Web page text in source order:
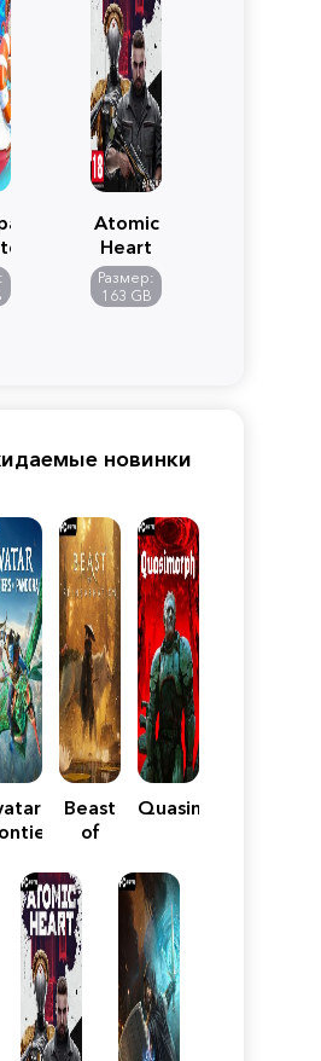
Atomic
Heart
Размер:
163 GB
новинки
Beast
of
Quasimorph